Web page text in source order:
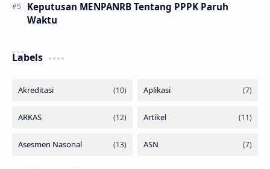
Keputusan MENPANRB Tentang PPPK Paruh
Waktu
Labels